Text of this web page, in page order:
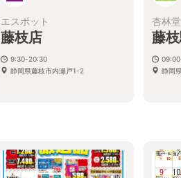
エスポット
藤枝店
9:30-20:30
静岡県藤枝市内瀬戸1-2
杏林堂
藤
静岡